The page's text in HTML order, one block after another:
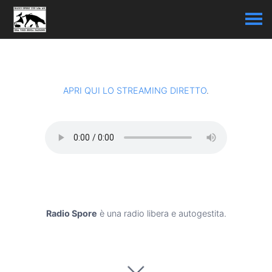
APRI QUI LO STREAMING DIRETTO.
Radio Spore è una radio libera e autogestita.